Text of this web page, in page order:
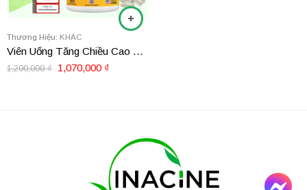
Thương Hiệu: KHÁC
Viên Uống Tăng Chiều Cao Nubest Tall 60 viên
1,200,000₫ 1,070,000 ₫